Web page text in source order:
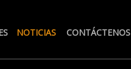
NOTICIAS CONTÁCTENOS